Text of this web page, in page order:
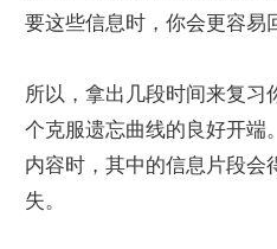
要这些信息时，你会更容易
所以，拿出几段时间来复习
个克服遗忘曲线的良好开端
内容时，其中的信息片段会
失。